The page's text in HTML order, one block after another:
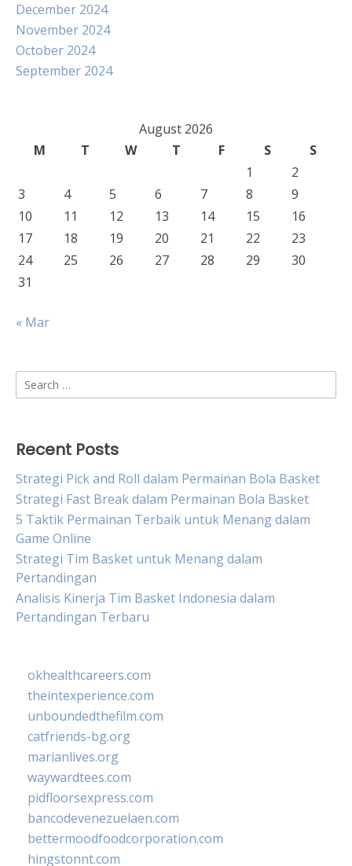
December 2024
November 2024
October 2024
September 2024
August 2026
M
T W T F S
S
1
2
3
4 5 6 7 8
9
10
11 12 13 14 15
16
17
18 19 20 21 22
23
24
25 26 27 28 29
30
31
« Mar
Search
for:
Recent Posts
Strategi Pick and Roll dalam Permainan Bola Basket
Strategi Fast Break dalam Permainan Bola Basket
5 Taktik Permainan Terbaik untuk Menang dalam
Game Online
Strategi Tim Basket untuk Menang dalam
Pertandingan
Analisis Kinerja Tim Basket Indonesia dalam
Pertandingan Terbaru
okhealthcareers.com
theintexperience.com
unboundedthefilm.com
catfriends-bg.org
marianlives.org
waywardtees.com
pidfloorsexpress.com
bancodevenezuelaen.com
bettermoodfoodcorporation.com
hingstonnt.com